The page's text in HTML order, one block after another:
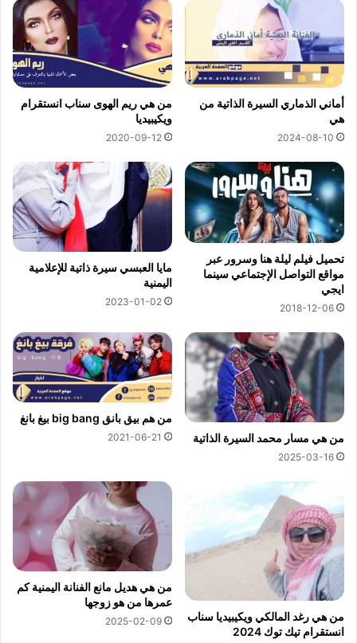
أماني الذماري السيرة الذاتية من
هي
2024-08-10
من هي ريم الهوى سناب انستقرام
ويكيبيديا
2020-09-12
تحميل فيلم ليلة هنا وسرور عبر
مواقع التواصل الإجتماعي سينما
ايجي
2018-12-06
مايا العبسي سيرة ذاتية للإعلامية
اليمنية
2023-01-02
من هي مسار محمد السيرة الذاتية
2025-03-16
من هم بيق بانق big bang بيغ بانغ
2021-06-21
من هي رغد المالكي ويكيبيديا سناب
انستقرام تيك توك 2024
من هي هديل مانع الفنانة اليمنية كم
عمرها من هو زوجها
2025-02-09